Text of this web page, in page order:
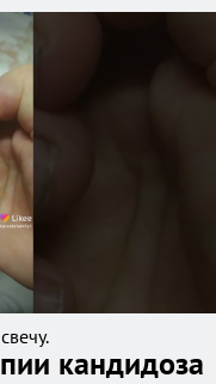
кандидоза